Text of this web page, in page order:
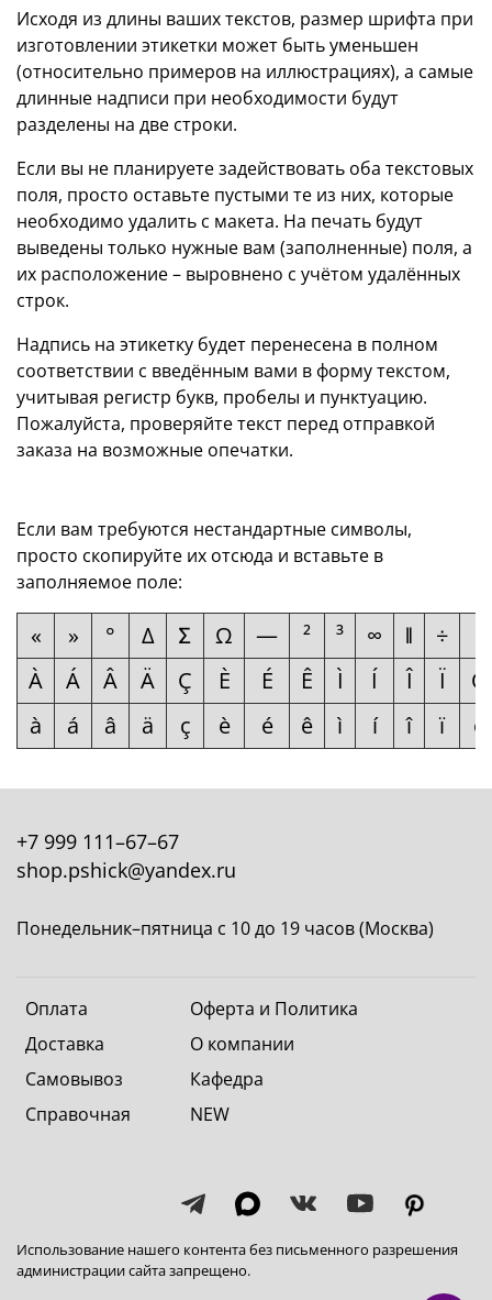
Исходя из длины ваших текстов, размер шрифта при
изготовлении этикетки может быть уменьшен
(относительно примеров на иллюстрациях), а самые
длинные надписи при необходимости будут
разделены на две строки.
Если вы не планируете задействовать оба текстовых
поля, просто оставьте пустыми те из них, которые
необходимо удалить с макета. На печать будут
выведены только нужные вам (заполненные) поля, а
их расположение – выровнено с учётом удалённых
строк.
Надпись на этикетку будет перенесена в полном
соответствии с введённым вами в форму текстом,
учитывая регистр букв, пробелы и пунктуацию.
Пожалуйста, проверяйте текст перед отправкой
заказа на возможные опечатки.
Если вам требуются нестандартные символы,
просто скопируйте их отсюда и вставьте в
заполняемое поле:
« » ° Δ Ʃ Ω — ² ³ ∞ ǁ ÷
À
Á Â Ä Ç È É Ê Ì Í Î Ï
Ò
à
á â ä ç è é ê ì í î ï ò
Оплата
Доставка
Самовывоз
Справочная
Оферта и Политика
О компании
Кафедра
NEW
+7 999 111–67–67
shop.pshick@yandex.ru
Понедельник–пятница с 10 до 19 часов (Москва)
Использование нашего контента без письменного разрешения
администрации сайта запрещено.